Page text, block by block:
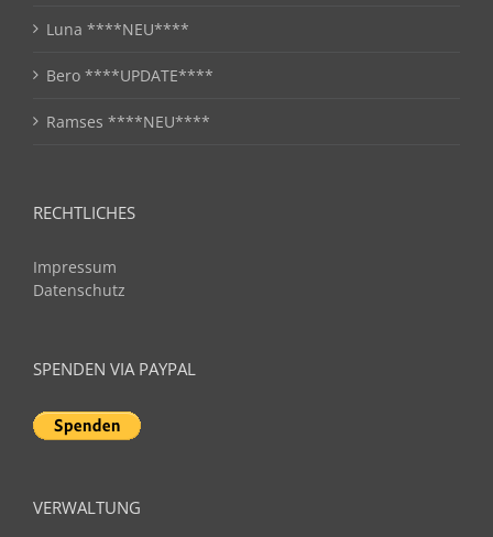
Luna ****NEU****
Bero ****UPDATE****
Ramses ****NEU****
RECHTLICHES
Impressum
Datenschutz
SPENDEN VIA PAYPAL
VERWALTUNG